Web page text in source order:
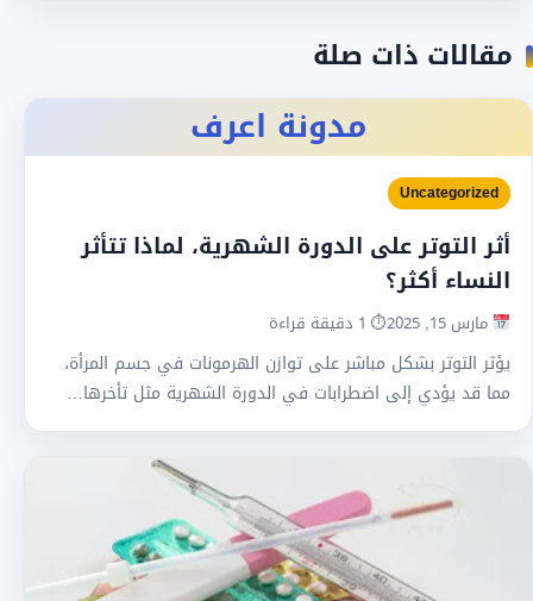
مقالات ذات صلة
مدونة اعرف
Uncategorized
أثر التوتر على الدورة الشهرية، لماذا تتأثر
النساء أكثر؟
مارس 15, 2025 ⏱ 1 دقيقة قراءة
يؤثر التوتر بشكل مباشر على توازن الهرمونات في جسم المرأة،
مما قد يؤدي إلى اضطرابات في الدورة الشهرية مثل تأخرها…